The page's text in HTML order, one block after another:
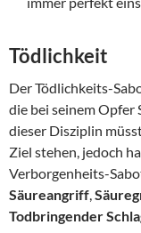
Tödlichkeit
Der Tödlichkeits-
die bei seinem Opfer
dieser Disziplin
Ziel stehen, jedoch
Verborgenheits-
Säureangriff,
Todbringender